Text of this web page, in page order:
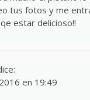
tus fotos y me
estar delicioso!!
en 19:49